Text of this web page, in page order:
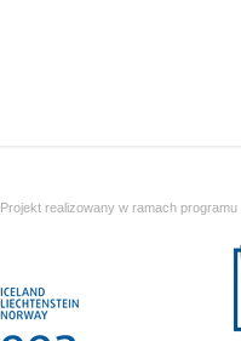
Projekt realizowany w ramach